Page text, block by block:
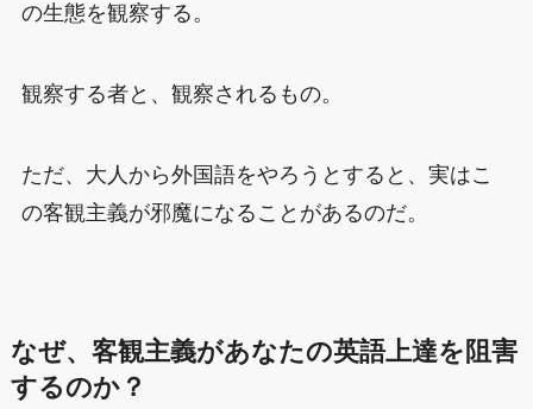
の生態を観察する。
観察する者と、観察されるもの。
ただ、大人から外国語をやろうとすると、実はこ
の客観主義が邪魔になることがあるのだ。
なぜ、客観主義があなたの英語上達を阻害
するのか？